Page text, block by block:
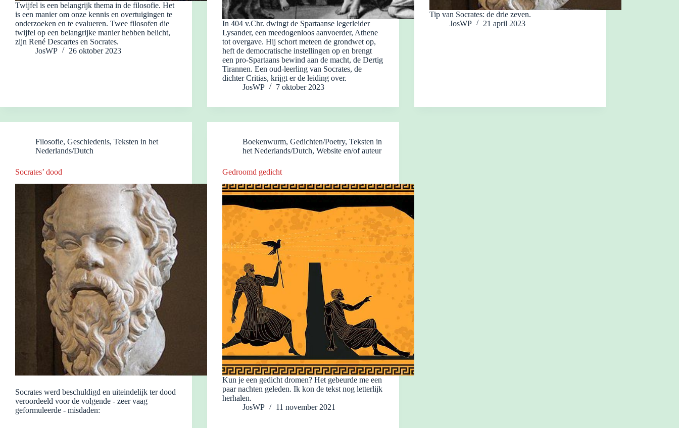
Twijfel is een belangrijk thema in de filosofie. Het
is een manier om onze kennis en overtuigingen te
onderzoeken en te evalueren. Twee filosofen die
twijfel op een belangrijke manier hebben belicht,
zijn René Descartes en Socrates.
JosWP
26 oktober 2023
In 404 v.Chr. dwingt de Spartaanse legerleider
Lysander, een meedogenloos aanvoerder, Athene
tot overgave. Hij schort meteen de grondwet op,
heft de democratische instellingen op en brengt
een pro-Spartaans bewind aan de macht, de Dertig
Tirannen. Een oud-leerling van Socrates, de
dichter Critias, krijgt er de leiding over.
JosWP
7 oktober 2023
Tip van Socrates: de drie zeven.
JosWP
21 april 2023
Filosofie, Geschiedenis, Teksten in het
Nederlands/Dutch
Socrates’ dood
Socrates werd beschuldigd en uiteindelijk ter dood
veroordeeld voor de volgende - zeer vaag
geformuleerde - misdaden:
Boekenwurm, Gedichten/Poetry, Teksten in
het Nederlands/Dutch, Website en/of auteur
Gedroomd gedicht
Kun je een gedicht dromen? Het gebeurde me een
paar nachten geleden. Ik kon de tekst nog letterlijk
herhalen.
JosWP
11 november 2021